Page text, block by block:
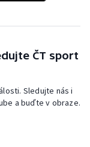
ČT sport
Sledujte nás i
a buďte v obraze.